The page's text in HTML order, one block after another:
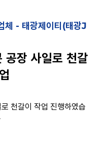
체 - 태광제이티(태광J
공장 사일로 천갈
천갈이 작업 진행하였습